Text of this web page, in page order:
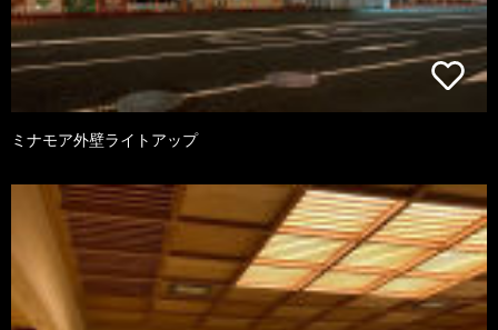
ミナモア外壁ライトアップ